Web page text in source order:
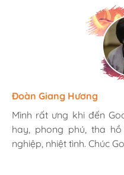
Hương Suri
Mình rất ưng khi đến
hay, phong phú, tha
nghiệp, nhiệt tình. Chúc
Đoàn Giang Hương
Mình rất ưng khi đến
hay, phong phú, tha
nghiệp, nhiệt tình. Chúc
Ngọc Anh
Mình rất ưng khi đến
hay, phong phú, tha
nghiệp, nhiệt tình. Chúc